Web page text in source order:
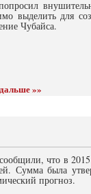
выделить для
Чубайса.
»»
что в 2015
Сумма была
прогноз.